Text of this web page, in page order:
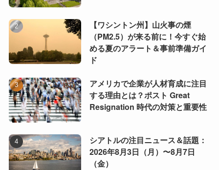
【ワシントン州】山火事の煙
（PM2.5）が来る前に！今すぐ始
める夏のアラート＆事前準備ガイ
ド
アメリカで企業が人材育成に注目
する理由とは？ポスト Great
Resignation 時代の対策と重要性
シアトルの注目ニュース＆話題：
2026年8月3日（月）〜8月7日
（金）